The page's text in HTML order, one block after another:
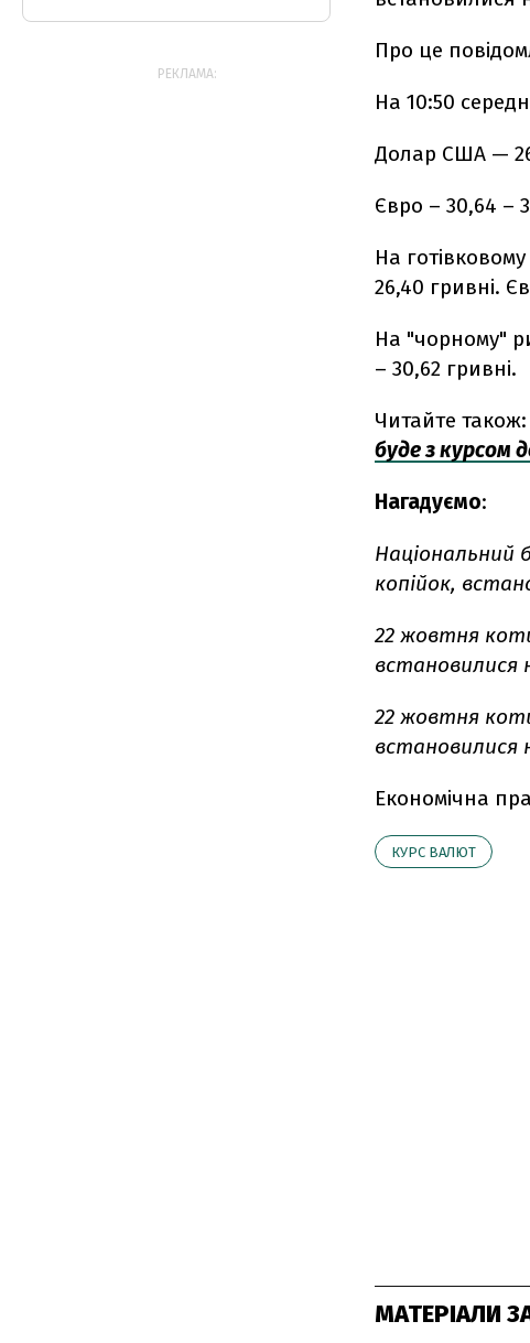
Про це
На 10:50
Долар США —
Євро – 30,64 –
На
26,40 гривні.
На "чорному"
– 30,62 гривні.
Читайте також:
буде з курсом
Нагадуємо:
Національний
копійок,
22 жовтня
встановилися
22 жовтня
встановилися
Економічна
КУРС ВАЛЮТ
МАТЕРІАЛИ
РЕКЛАМА: